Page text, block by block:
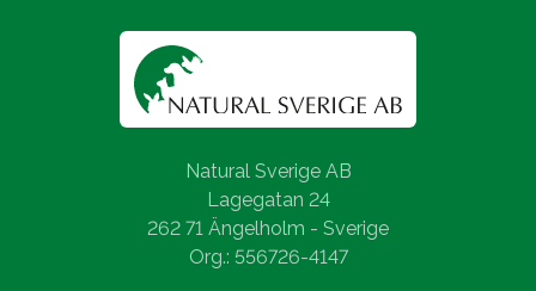
Natural Sverige AB
Lagegatan 24
262 71 Ängelholm - Sverige
Org.: 556726-4147